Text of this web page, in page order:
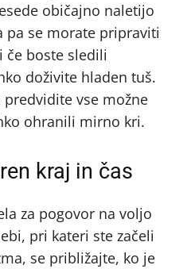
običajno naletijo
pa se morate pripraviti
če boste sledili
doživite hladen tuš.
vse možne
ohranili mirno kri.
kraj in čas
za pogovor na voljo
pri kateri ste začeli
se približajte, ko je